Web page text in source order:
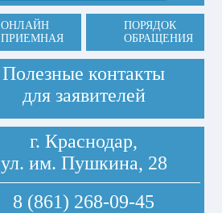
ОНЛАЙН
ПРИЕМНАЯ
ПОРЯДОК
ОБРАЩЕНИЯ
Полезные контакты
для заявителей
г. Краснодар,
ул. им. Пушкина, 28
8 (861) 268-09-45